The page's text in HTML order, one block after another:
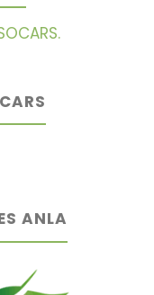
ANLA